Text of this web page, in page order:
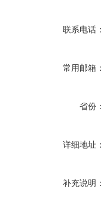
联系电话：
常用邮箱：
省份：
详细地址：
补充说明：